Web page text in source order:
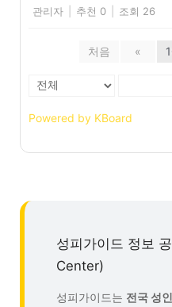
관리자 추천 0 조회 26
처음 «
Powered by KBoard
성피가이드 정보
Center)
성피가이드는 전국 성